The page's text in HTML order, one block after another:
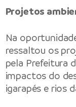
Projetos
Na
ressaltou os
pela Prefeitura
impactos do
igarapés e rios